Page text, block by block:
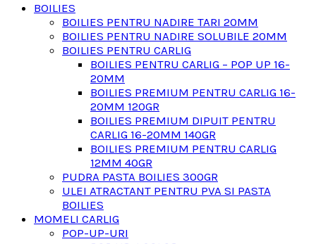
BOILIES
BOILIES PENTRU NADIRE TARI 20MM
BOILIES PENTRU NADIRE SOLUBILE 20MM
BOILIES PENTRU CARLIG
BOILIES PENTRU CARLIG – POP UP 16-
20MM
BOILIES PREMIUM PENTRU CARLIG 16-
20MM 120GR
BOILIES PREMIUM DIPUIT PENTRU
CARLIG 16-20MM 140GR
BOILIES PREMIUM PENTRU CARLIG
12MM 40GR
PUDRA PASTA BOILIES 300GR
ULEI ATRACTANT PENTRU PVA SI PASTA
BOILIES
MOMELI CARLIG
POP-UP-URI